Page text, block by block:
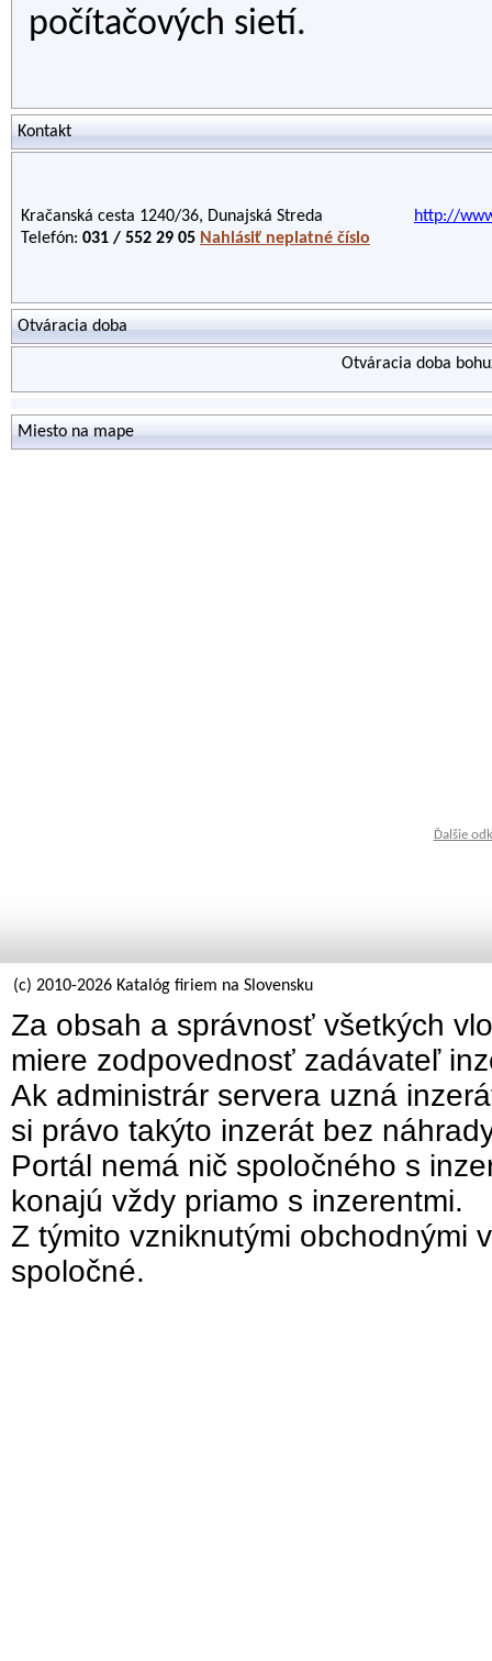
počítačových sietí.
Kontakt
Kračanská cesta 1240/36, Dunajská Streda
Telefón: 031 / 552 29 05 Nahlásiť neplatné číslo
http://
Otváracia doba
Otváracia doba
Miesto na mape
Ďalšie
(c) 2010-2026 Katalóg firiem na Slovensku
Za obsah a správnosť všetkých
miere zodpovednosť zadávateľ
Ak administrár servera uzná
si právo takýto inzerát bez
Portál nemá nič spoločného s
konajú vždy priamo s inzerentmi.
Z týmito vzniknutými obchodnými
spoločné.